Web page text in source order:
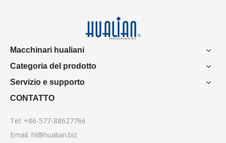
Macchinari hualiani
Categoria del prodotto
Servizio e supporto
CONTATTO
Tel: +86-577-88627766
Email: hl@hualian.biz